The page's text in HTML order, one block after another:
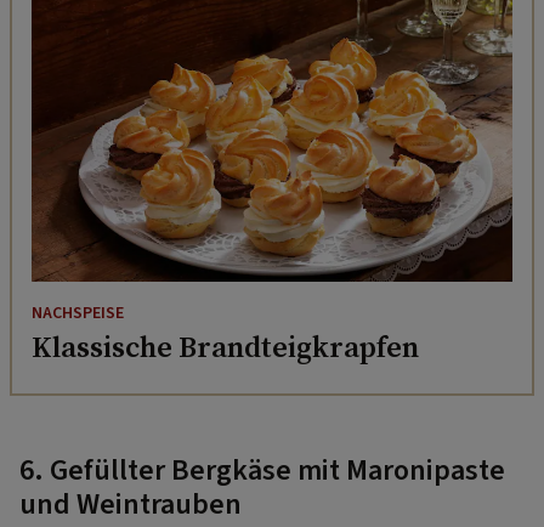
NACHSPEISE
Klassische Brandteigkrapfen
6. Gefüllter Bergkäse mit Maronipaste
und Weintrauben